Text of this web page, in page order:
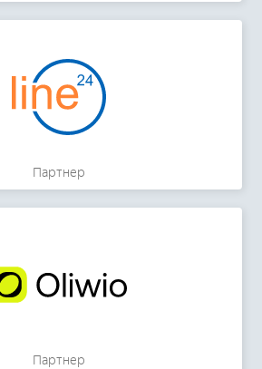
Партнер
Партнер